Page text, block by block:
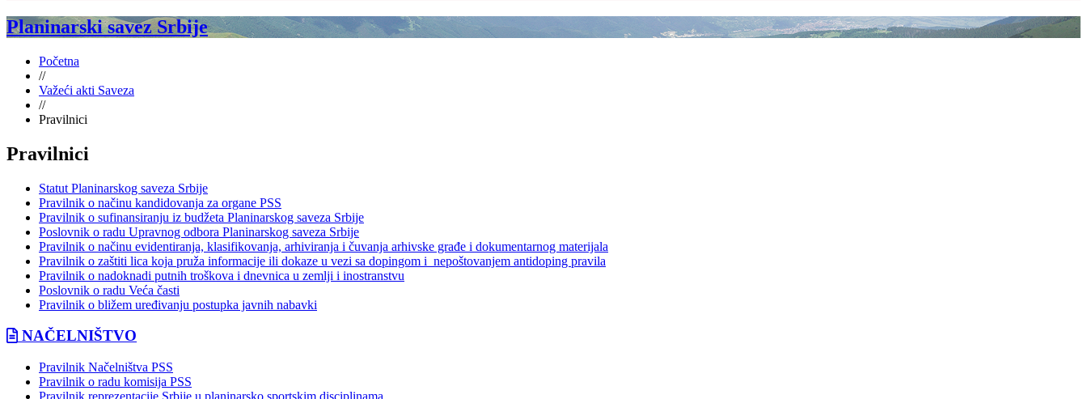
Planinarski savez Srbije
Početna
//
Važeći akti Saveza
//
Pravilnici
Pravilnici
Statut Planinarskog saveza Srbije
Pravilnik o načinu kandidovanja za organe PSS
Pravilnik o sufinansiranju iz budžeta Planinarskog saveza Srbije
Poslovnik o radu Upravnog odbora Planinarskog saveza Srbije
Pravilnik o načinu evidentiranja, klasifikovanja, arhiviranja i čuvanja arhivske građe i dokumentarnog materijala
Pravilnik o zaštiti lica koja pruža informacije ili dokaze u vezi sa dopingom i nepoštovanjem antidoping pravila
Pravilnik o nadoknadi putnih troškova i dnevnica u zemlji i inostranstvu
Poslovnik o radu Veća časti
Pravilnik o bližem uređivanju postupka javnih nabavki
NAČELNIŠTVO
Pravilnik Načelništva PSS
Pravilnik o radu komisija PSS
Pravilnik reprezentacije Srbije u planinarsko sportskim disciplinama